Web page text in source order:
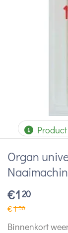
Organ
€120
€150
Binnenkort